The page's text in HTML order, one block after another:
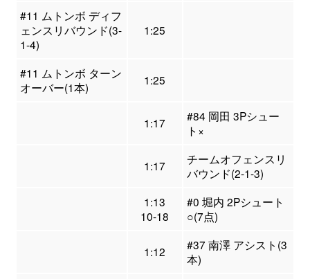
#11 ムトンボ ディフ
ェンスリバウンド(3-
1-4)
1:25
#11 ムトンボ ターン
オーバー(1本)
1:25
1:17
#84 岡田 3Pシュー
ト×
1:17
チームオフェンスリ
バウンド(2-1-3)
1:13
10-18
#0 堀内 2Pシュート
○(7点)
1:12
#37 南澤 アシスト(3
本)